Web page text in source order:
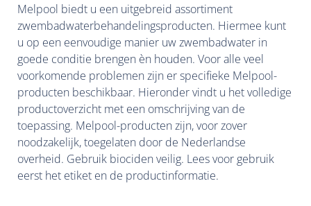
Melpool biedt u een uitgebreid assortiment
zwembadwaterbehandelingsproducten. Hiermee kunt
u op een eenvoudige manier uw zwembadwater in
goede conditie brengen èn houden. Voor alle veel
voorkomende problemen zijn er specifieke Melpool-
producten beschikbaar. Hieronder vindt u het volledige
productoverzicht met een omschrijving van de
toepassing. Melpool-producten zijn, voor zover
noodzakelijk, toegelaten door de Nederlandse
overheid. Gebruik biociden veilig. Lees voor gebruik
eerst het etiket en de productinformatie.